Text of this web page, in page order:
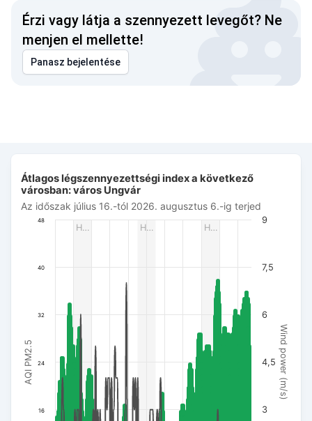
Érzi vagy látja a szennyezett levegőt? Ne
menjen el mellette!
Panasz bejelentése
Combination chart with 3 data series.
Az időszak július 16.-tól 2026. augusztus 6.-ig terjed
The chart has 1 X axis displaying Dátum. Data ranges from
The chart has 3 Y axes displaying AQI PM2.5, Wind power
H…
H…
H…
AQI PM2.5 Wind power (m/s)
Átlagos légszennyezettségi index a következő
városban: város Ungvár
Az időszak július 16.-tól 2026. augusztus 6.-ig terjed
16
24
32
40
48
3
4,5
6
7,5
9